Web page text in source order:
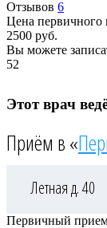
Отзывов 6
Цена первичного
2500 руб.
Вы можете
52
Этот врач
Приём в «
Летная д. 40
Первичный